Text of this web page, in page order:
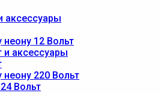
аксессуары
12 Вольт
и аксессуары
220 Вольт
Вольт